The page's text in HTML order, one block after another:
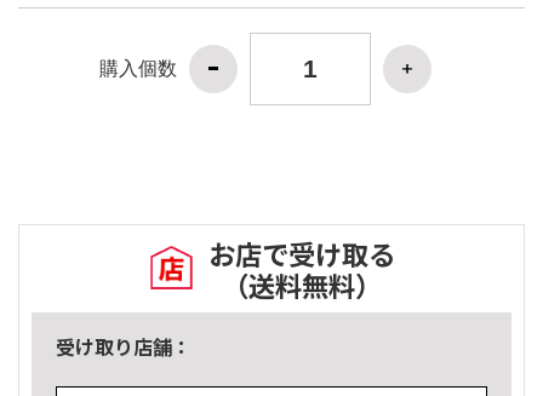
購入個数
お店で受け取る
（送料無料）
受け取り店舗：